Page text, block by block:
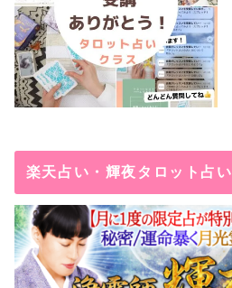
楽天占い・輝夜タロット占い